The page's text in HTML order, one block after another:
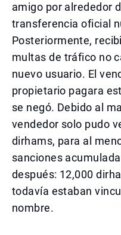
amigo por alrededor
transferencia oficial
Posteriormente,
multas de tráfico no
nuevo usuario. El
propietario pagara
se negó. Debido al
vendedor solo pudo
dirhams, para al
sanciones
después: 12,000
todavía estaban
nombre.